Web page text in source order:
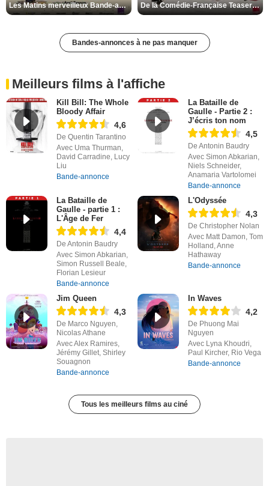
Les Matins merveilleux Bande-annonce VF De la Comédie-Française Teaser VF
Bandes-annonces à ne pas manquer
Meilleurs films à l'affiche
Kill Bill: The Whole
Bloody Affair
4,6
De Quentin Tarantino
Avec Uma Thurman,
David Carradine, Lucy
Liu
Bande-annonce
La Bataille de
Gaulle - Partie 2 :
J’écris ton nom
4,5
De Antonin Baudry
Avec Simon Abkarian,
Niels Schneider,
Anamaria Vartolomei
Bande-annonce
La Bataille de
Gaulle - partie 1 :
L'Âge de Fer
4,4
De Antonin Baudry
Avec Simon Abkarian,
Simon Russell Beale,
Florian Lesieur
Bande-annonce
L'Odyssée
4,3
De Christopher Nolan
Avec Matt Damon, Tom
Holland, Anne
Hathaway
Bande-annonce
Jim Queen
4,3
De Marco Nguyen,
Nicolas Athane
Avec Alex Ramires,
Jérémy Gillet, Shirley
Souagnon
Bande-annonce
In Waves
4,2
De Phuong Mai
Nguyen
Avec Lyna Khoudri,
Paul Kircher, Rio Vega
Bande-annonce
Tous les meilleurs films au ciné